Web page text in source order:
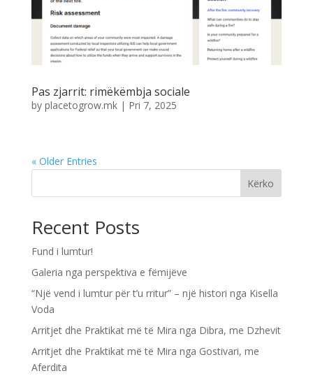
Pas zjarrit: rimëkëmbja sociale
by placetogrow.mk| Pri 7, 2025
« Older Entries
Kërko
Recent Posts
Fund i lumtur!
Galeria nga perspektiva e fëmijëve
“Një vend i lumtur për t’u rritur” – një histori nga Kisella
Voda
Arritjet dhe Praktikat më të Mira nga Dibra, me Dzhevit
Arritjet dhe Praktikat më të Mira nga Gostivari, me
Aferdita